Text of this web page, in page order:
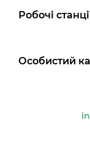
Робочі
Особистий